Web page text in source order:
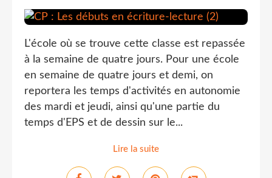
L'école où se trouve cette classe est repassée
à la semaine de quatre jours. Pour une école
en semaine de quatre jours et demi, on
reportera les temps d'activités en autonomie
des mardi et jeudi, ainsi qu'une partie du
temps d'EPS et de dessin sur le...
Lire la suite